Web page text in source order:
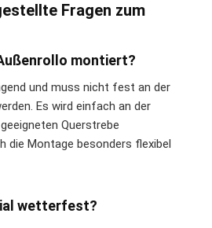
Fragen zum
montiert?
und muss nicht fest an der
Es wird einfach an der
Querstrebe
die Montage besonders flexibel
wetterfest?